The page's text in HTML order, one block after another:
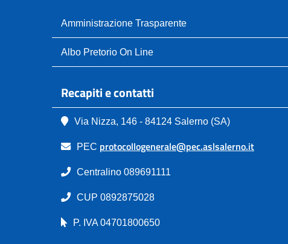
Amministrazione Trasparente
Albo Pretorio On Line
Recapiti e contatti
Via Nizza, 146 - 84124 Salerno (SA)
PEC protocollogenerale@pec.aslsalerno.it
Centralino 089691111
CUP 0892875028
P. IVA 04701800650